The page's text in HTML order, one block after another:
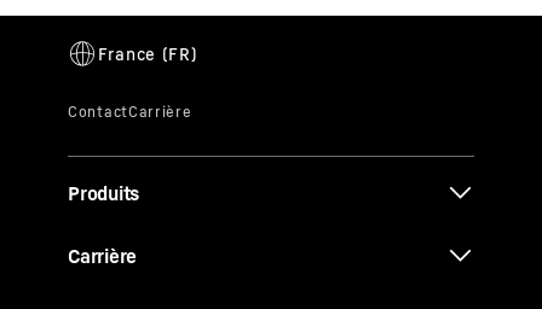
Produits
Carrière